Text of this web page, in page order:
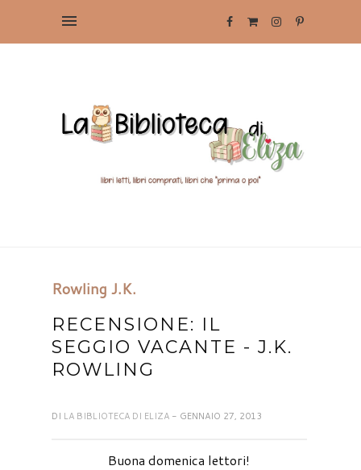
Rowling J.K.
RECENSIONE: IL
SEGGIO VACANTE - J.K.
ROWLING
DI LA BIBLIOTECA DI ELIZA - GENNAIO 27, 2013
Buona domenica lettori!